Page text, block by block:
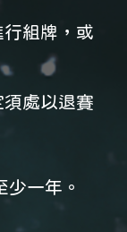
組牌，或
處以退賽
一年。